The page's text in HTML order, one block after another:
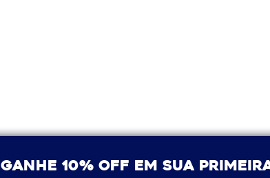
ganhe 10% OFF em sua